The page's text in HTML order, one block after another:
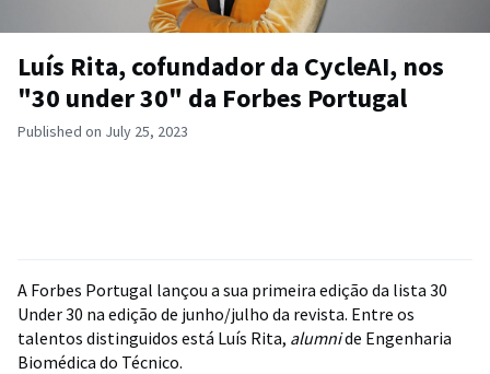
Luís Rita, cofundador da CycleAI, nos
"30 under 30" da Forbes Portugal
Published on July 25, 2023
A Forbes Portugal lançou a sua primeira edição da lista 30
Under 30 na edição de junho/julho da revista. Entre os
talentos distinguidos está Luís Rita, alumnide Engenharia
Biomédica do Técnico.